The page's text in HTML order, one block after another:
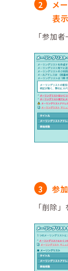
メ
表示
「参加
参
「削除